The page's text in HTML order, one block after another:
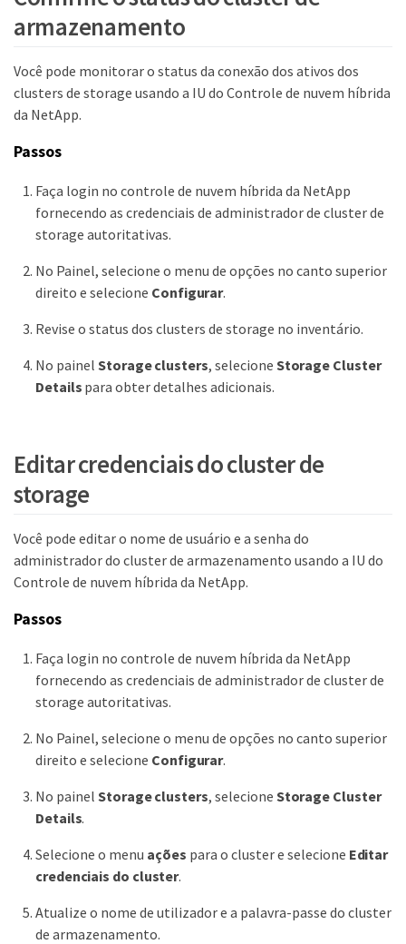
armazenamento
Você pode monitorar o status da conexão dos ativos dos
clusters de storage usando a IU do Controle de nuvem híbrida
da NetApp.
Passos
Faça login no controle de nuvem híbrida da NetApp
fornecendo as credenciais de administrador de cluster de
storage autoritativas.
No Painel, selecione o menu de opções no canto superior
direito e selecione Configurar.
Revise o status dos clusters de storage no inventário.
No painel Storage clusters, selecione Storage Cluster
Details para obter detalhes adicionais.
Editar credenciais do cluster de
storage
Você pode editar o nome de usuário e a senha do
administrador do cluster de armazenamento usando a IU do
Controle de nuvem híbrida da NetApp.
Passos
Faça login no controle de nuvem híbrida da NetApp
fornecendo as credenciais de administrador de cluster de
storage autoritativas.
No Painel, selecione o menu de opções no canto superior
direito e selecione Configurar.
No painel Storage clusters, selecione Storage Cluster
Details.
Selecione o menu ações para o cluster e selecione Editar
credenciais do cluster.
Atualize o nome de utilizador e a palavra-passe do cluster
de armazenamento.